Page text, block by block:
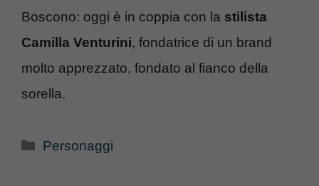
Boscono: oggi è in coppia con la stilista
Camilla Venturini, fondatrice di un brand
molto apprezzato, fondato al fianco della
sorella.
Categorie
Personaggi